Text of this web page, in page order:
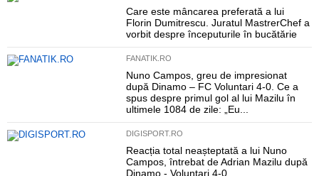
Care este mâncarea preferată a lui
Florin Dumitrescu. Juratul MastrerChef a
vorbit despre începuturile în bucătărie
FANATIK.RO
Nuno Campos, greu de impresionat
după Dinamo – FC Voluntari 4-0. Ce a
spus despre primul gol al lui Mazilu în
ultimele 1084 de zile: „Eu...
DIGISPORT.RO
Reacția total neașteptată a lui Nuno
Campos, întrebat de Adrian Mazilu după
Dinamo - Voluntari 4-0